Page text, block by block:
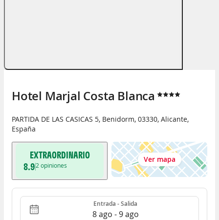
Hotel Marjal Costa Blanca
PARTIDA DE LAS CASICAS 5, Benidorm, 03330, Alicante,
España
EXTRAORDINARIO
8.92 opiniones
Ver mapa
Entrada - Salida Entrada - Salida
8 ago - 9 ago
Ocupación: 2 personas, 1 habitación